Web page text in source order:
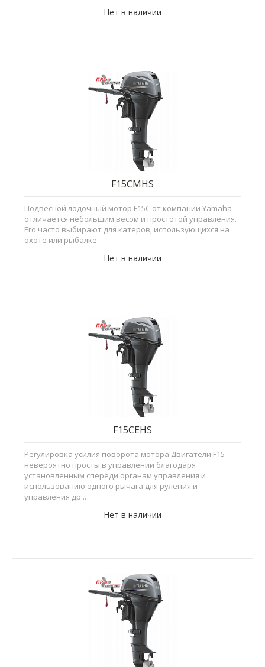
Нет в наличии
Нет в наличии
F15CMHS
Подвесной лодочный мотор F15C от компании Yamaha
отличается небольшим весом и простотой управления.
Его часто выбирают для катеров, использующихся на
охоте или рыбалке.
Нет в наличии
F15CEHS
Регулировка усилия поворота мотора Двигатели F15
невероятно просты в управлении благодаря
установленным спереди органам управления и
использованию одного рычага для руления и
управления др...